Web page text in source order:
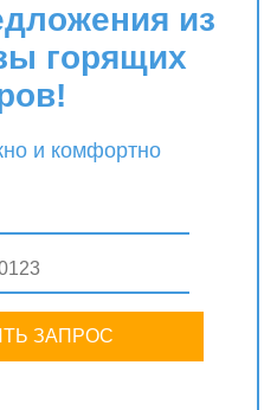
из
горящих
и комфортно
ЗАПРОС